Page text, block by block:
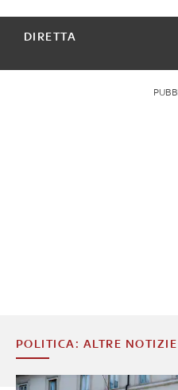
DIRETTA
POLITICA: ALTRE NOTIZIE